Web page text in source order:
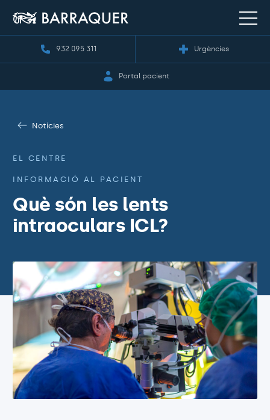
932 095 311 Urgències
Portal pacient
Notícies
EL CENTRE
INFORMACIÓ AL PACIENT
Què són les lents
intraoculars ICL?